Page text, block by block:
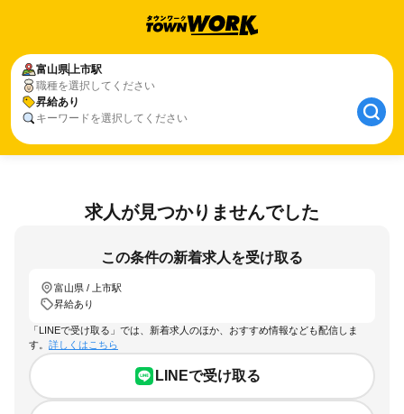
富山県上市駅
職種を選択してください
昇給あり
キーワードを選択してください
求人が見つかりませんでした
この条件の新着求人を受け取る
富山県 / 上市駅
昇給あり
「LINEで受け取る」では、新着求人のほか、おすすめ情報なども配信しま
す。 詳しくはこちら
LINEで受け取る